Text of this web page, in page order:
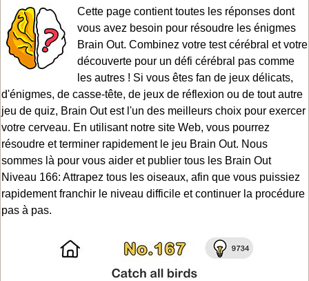
Cette page contient toutes les réponses dont
vous avez besoin pour résoudre les énigmes
Brain Out. Combinez votre test cérébral et votre
découverte pour un défi cérébral pas comme
les autres ! Si vous êtes fan de jeux délicats,
d'énigmes, de casse-tête, de jeux de réflexion ou de tout autre
jeu de quiz, Brain Out est l'un des meilleurs choix pour exercer
votre cerveau. En utilisant notre site Web, vous pourrez
résoudre et terminer rapidement le jeu Brain Out. Nous
sommes là pour vous aider et publier tous les Brain Out
Niveau 166: Attrapez tous les oiseaux, afin que vous puissiez
rapidement franchir le niveau difficile et continuer la procédure
pas à pas.